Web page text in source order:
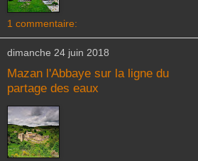
1 commentaire:
dimanche 24 juin 2018
Mazan l'Abbaye sur la ligne du
partage des eaux